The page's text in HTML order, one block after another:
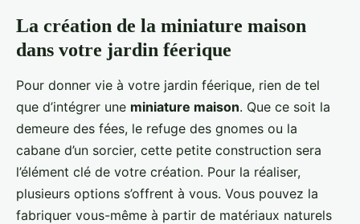
La création de la miniature maison
dans votre jardin féerique
Pour donner vie à votre jardin féerique, rien de tel
que d’intégrer une miniature maison. Que ce soit la
demeure des fées, le refuge des gnomes ou la
cabane d’un sorcier, cette petite construction sera
l’élément clé de votre création. Pour la réaliser,
plusieurs options s’offrent à vous. Vous pouvez la
fabriquer vous-même à partir de matériaux naturels